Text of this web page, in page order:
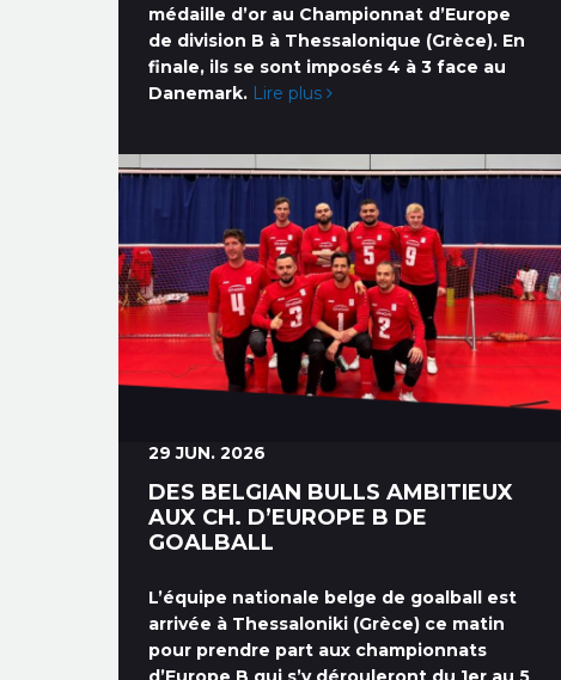
médaille d’or au Championnat d’Europe
de division B à Thessalonique (Grèce). En
finale, ils se sont imposés 4 à 3 face au
Danemark. Lire plus
29 JUN. 2026
DES BELGIAN BULLS AMBITIEUX
AUX CH. D’EUROPE B DE
GOALBALL
L’équipe nationale belge de goalball est
arrivée à Thessaloniki (Grèce) ce matin
pour prendre part aux championnats